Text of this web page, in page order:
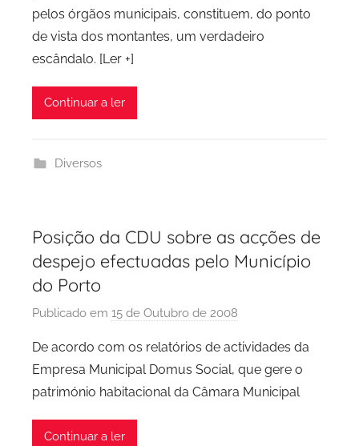
pelos órgãos municipais, constituem, do ponto
de vista dos montantes, um verdadeiro
escândalo. [Ler +]
Continuar a ler
Diversos
Posição da CDU sobre as acções de
despejo efectuadas pelo Município
do Porto
Publicado em 15 de Outubro de 2008
r
P
C
De acordo com os relatórios de actividades da
Empresa Municipal Domus Social, que gere o
património habitacional da Câmara Municipal
Continuar a ler